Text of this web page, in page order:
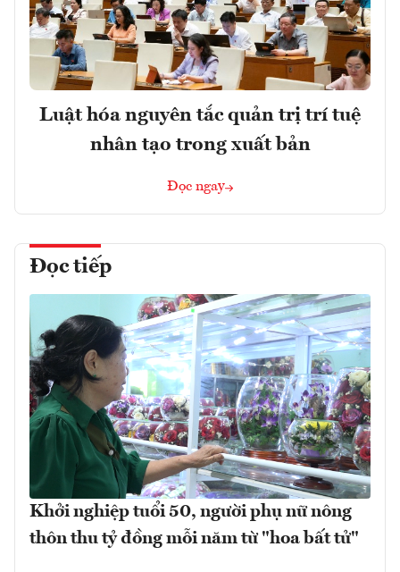
Luật hóa nguyên tắc quản trị trí tuệ
nhân tạo trong xuất bản
Đọc ngay
Đọc tiếp
Khởi nghiệp tuổi 50, người phụ nữ nông
thôn thu tỷ đồng mỗi năm từ "hoa bất tử"